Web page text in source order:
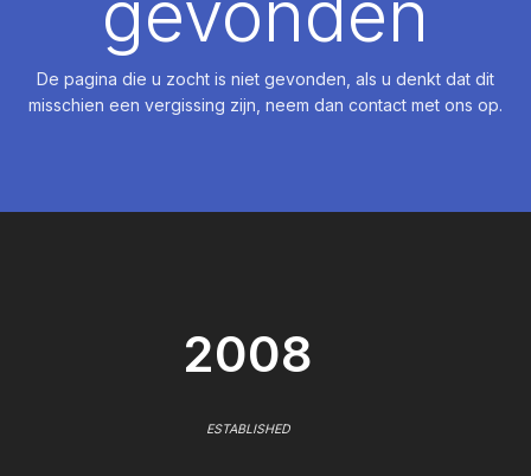
De pagina die u zocht is niet gevonden, als u denkt dat dit
misschien een vergissing zijn, neem dan contact met ons op.
2008
ESTABLISHED